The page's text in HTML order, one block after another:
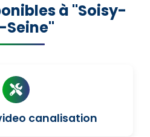
à "Soisy-
Seine"
canalisation